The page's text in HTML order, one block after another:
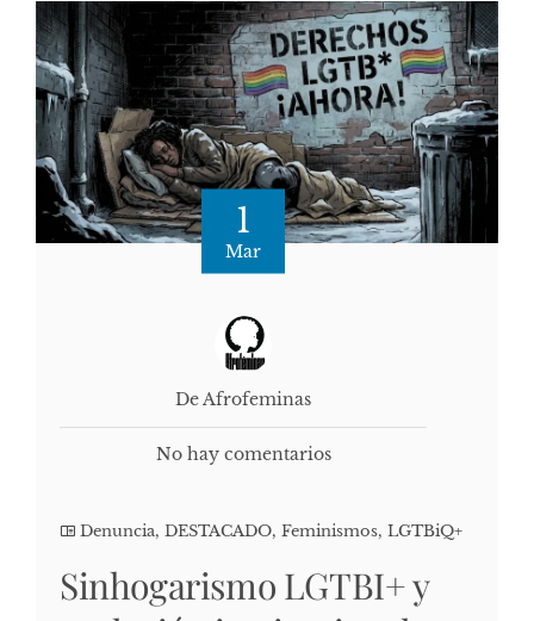
1
Mar
De Afrofeminas
No hay comentarios
Denuncia, DESTACADO, Feminismos, LGTBiQ+
Sinhogarismo LGTBI+ y